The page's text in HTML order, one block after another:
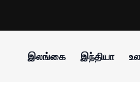
இலங்கை இந்தியா